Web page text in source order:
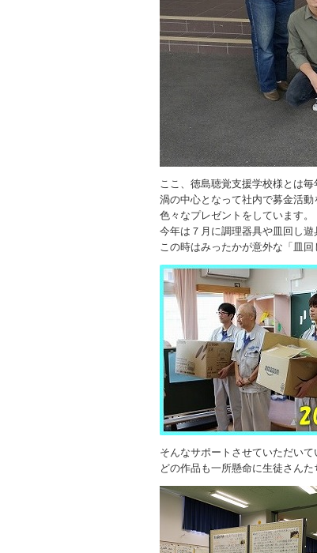
ここ、徳島聴覚支援学校様とは
渦の中心となって社内で募金活
色々なプレゼントをしています。
今年は７月に調理器具や皿回し遊
この時はみったかが意外な「皿回
そんなサポートさせていただい
どの作品も一所懸命に生徒さん